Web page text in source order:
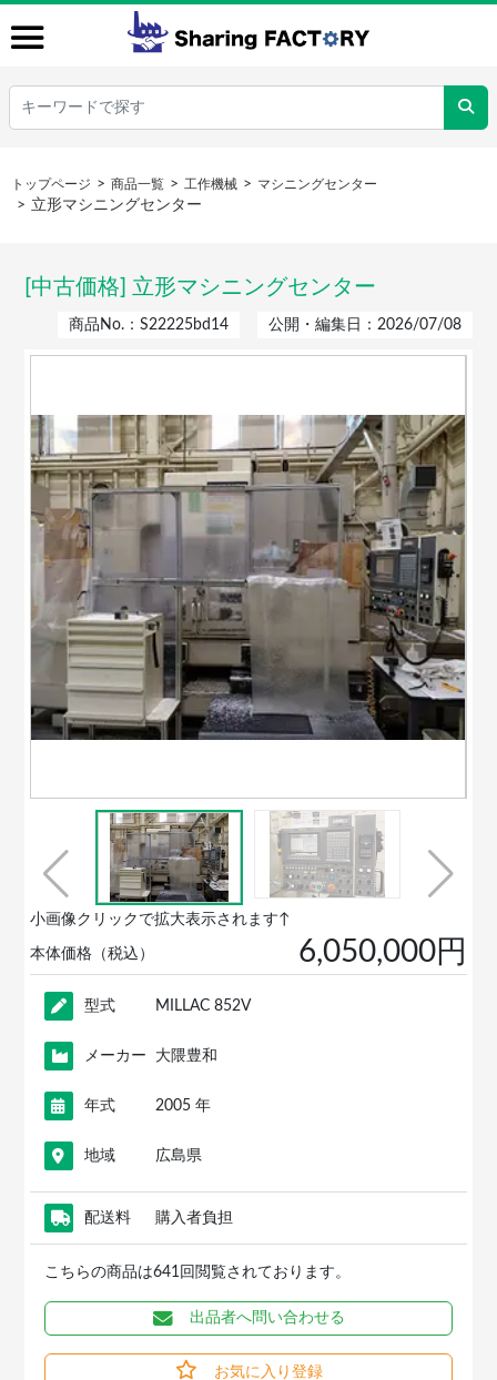
トップページ 商品一覧 工作機械 マシニングセンター
立形マシニングセンター
[中古価格] 立形マシニングセンター
商品No.：S22225bd14 公開・編集日：2026/07/08
小画像クリックで拡大表示されます↑
本体価格（税込） 6,050,000円
型式 MILLAC 852V
メーカー 大隈豊和
年式 2005 年
地域 広島県
配送料 購入者負担
こちらの商品は641回閲覧されております。
出品者へ問い合わせる
お気に入り登録